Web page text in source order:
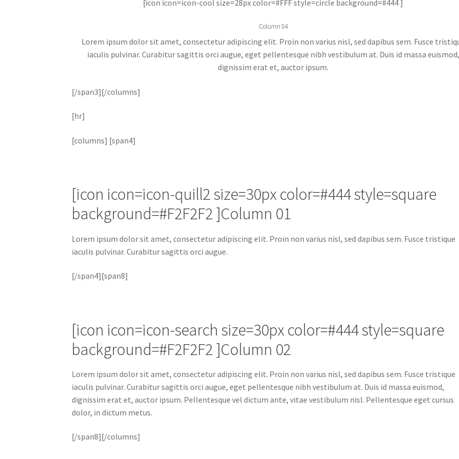
[icon icon=icon-cool size=28px color=#FFF style=circle background=#444 ]
Column 04
Lorem ipsum dolor sit amet, consectetur adipiscing elit. Proin non varius nisl, sed dapibus sem. Fusce
iaculis pulvinar. Curabitur sagittis orci augue, eget pellentesque nibh vestibulum at. Duis id massa euismod,
dignissim erat et, auctor ipsum.
[/span3][/columns]
[hr]
[columns] [span4]
[icon icon=icon-quill2 size=30px color=#444 style=square
background=#F2F2F2 ]Column 01
Lorem ipsum dolor sit amet, consectetur adipiscing elit. Proin non varius nisl, sed dapibus sem. Fusce tristique
iaculis pulvinar. Curabitur sagittis orci augue.
[/span4][span8]
[icon icon=icon-search size=30px color=#444 style=square
background=#F2F2F2 ]Column 02
Lorem ipsum dolor sit amet, consectetur adipiscing elit. Proin non varius nisl, sed dapibus sem. Fusce tristique
iaculis pulvinar. Curabitur sagittis orci augue, eget pellentesque nibh vestibulum at. Duis id massa euismod,
dignissim erat et, auctor ipsum. Pellentesque vel dictum ante, vitae vestibulum nisl. Pellentesque eget cursus
dolor, in dictum metus.
[/span8][/columns]